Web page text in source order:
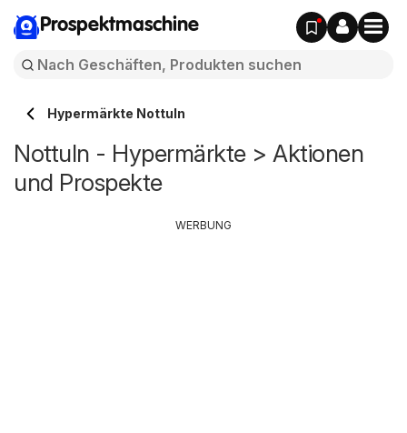
Prospektmaschine
Hypermärkte Nottuln
Nottuln - Hypermärkte > Aktionen
und Prospekte
WERBUNG